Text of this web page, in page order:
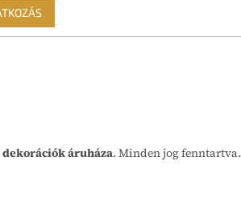
áruháza. Minden jog fenntartva.